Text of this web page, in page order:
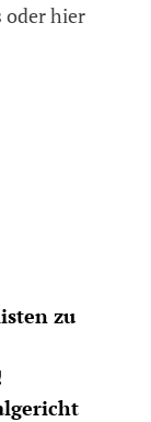
oder hier
zu